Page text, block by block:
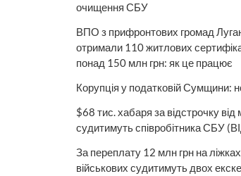
очищення СБУ
ВПО з прифронтових громад
отримали 110 житлових
понад 150 млн грн: як це працює
Корупція у податковій Сумщини:
$68 тис. хабаря за відстрочку від
судитимуть співробітника СБУ
За переплату 12 млн грн на
військових судитимуть двох